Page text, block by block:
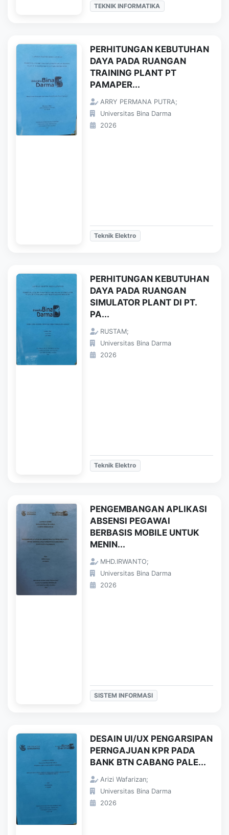
TEKNIK INFORMATIKA
PERHITUNGAN KEBUTUHAN
DAYA PADA RUANGAN
TRAINING PLANT PT
PAMAPER...
ARRY PERMANA PUTRA;
Universitas Bina Darma
2026
Teknik Elektro
PERHITUNGAN KEBUTUHAN
DAYA PADA RUANGAN
SIMULATOR PLANT DI PT.
PA...
RUSTAM;
Universitas Bina Darma
2026
Teknik Elektro
PENGEMBANGAN APLIKASI
ABSENSI PEGAWAI
BERBASIS MOBILE UNTUK
MENIN...
MHD.IRWANTO;
Universitas Bina Darma
2026
SISTEM INFORMASI
DESAIN UI/UX PENGARSIPAN
PERNGAJUAN KPR PADA
BANK BTN CABANG PALE...
Arizi Wafarizan;
Universitas Bina Darma
2026